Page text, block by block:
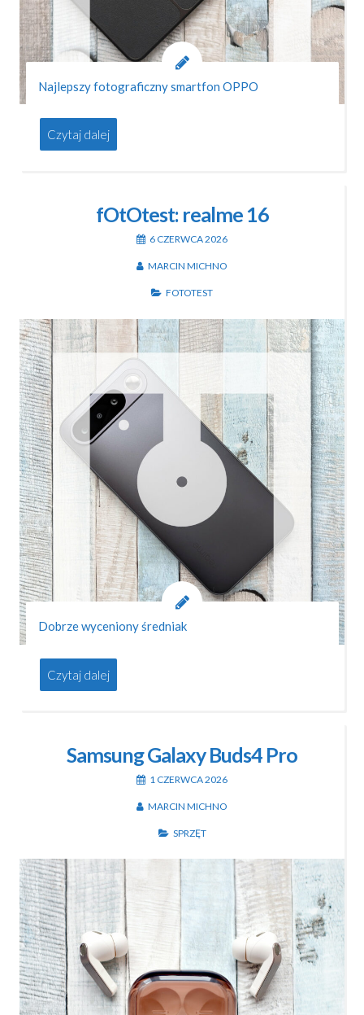
Najlepszy fotograficzny smartfon OPPO
Czytaj dalej
fOtOtest: realme 16
6 CZERWCA 2026
MARCIN MICHNO
FOTOTEST
Dobrze wyceniony średniak
Czytaj dalej
Samsung Galaxy Buds4 Pro
1 CZERWCA 2026
MARCIN MICHNO
SPRZĘT